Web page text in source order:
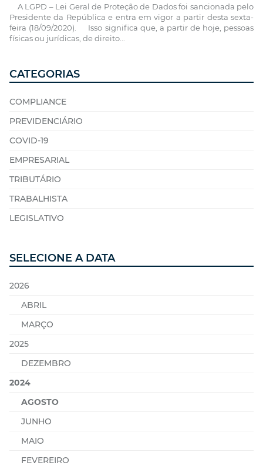
A LGPD – Lei Geral de Proteção de Dados foi sancionada pelo
Presidente da República e entra em vigor a partir desta sexta-
feira (18/09/2020). Isso significa que, a partir de hoje, pessoas
físicas ou jurídicas, de direito...
CATEGORIAS
COMPLIANCE
PREVIDENCIÁRIO
COVID-19
EMPRESARIAL
TRIBUTÁRIO
TRABALHISTA
LEGISLATIVO
SELECIONE A DATA
2026
ABRIL
MARÇO
2025
DEZEMBRO
2024
AGOSTO
JUNHO
MAIO
FEVEREIRO